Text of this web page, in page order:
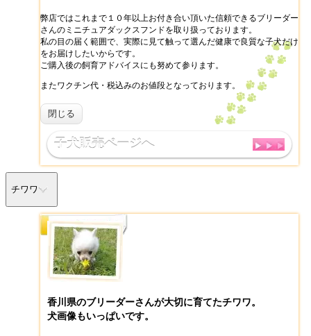
弊店ではこれまで１０年以上お付き合い頂いた信頼できるブリーダー
さんのミニチュアダックスフンドを取り扱っております。
私の目の届く範囲で、実際に見て触って選んだ健康で良質な子犬だけ
をお届けしたいからです。
ご購入後の飼育アドバイスにも努めて参ります。
またワクチン代・税込みのお値段となっております。
閉じる
子犬販売ページへ
チワワ
香川県のブリーダーさんが大切に育てたチワワ。
犬画像もいっぱいです。